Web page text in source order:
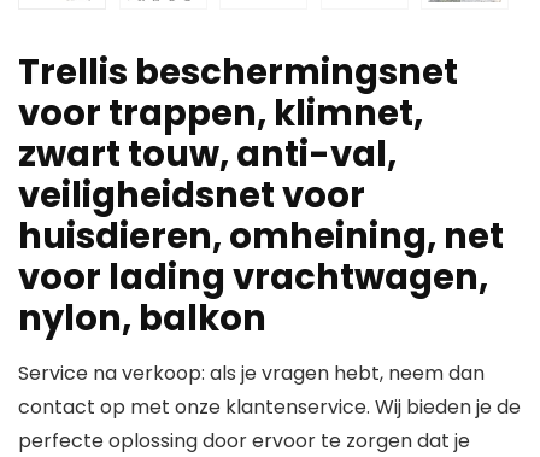
Trellis beschermingsnet
voor trappen, klimnet,
zwart touw, anti-val,
veiligheidsnet voor
huisdieren, omheining, net
voor lading vrachtwagen,
nylon, balkon
Service na verkoop: als je vragen hebt, neem dan
contact op met onze klantenservice. Wij bieden je de
perfecte oplossing door ervoor te zorgen dat je